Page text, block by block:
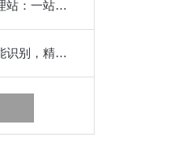
农业综合气象监测管理站：一站式服务，提升农业气象保障能力
视觉缺陷检测仪：智能识别，精准定位太阳能板瑕疵